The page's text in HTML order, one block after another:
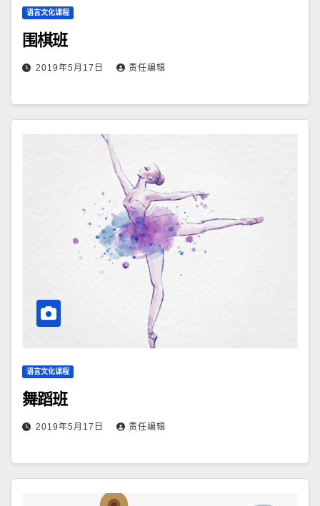
语言文化课程
围棋班
2019年5月17日 责任编辑
语言文化课程
舞蹈班
2019年5月17日 责任编辑